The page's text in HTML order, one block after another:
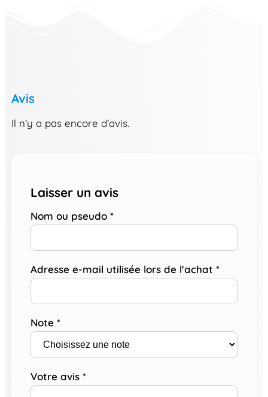
Avis
Il n’y a pas encore d’avis.
Laisser un avis
Nom ou pseudo *
Adresse e-mail utilisée lors de l'achat *
Note *
Votre avis *